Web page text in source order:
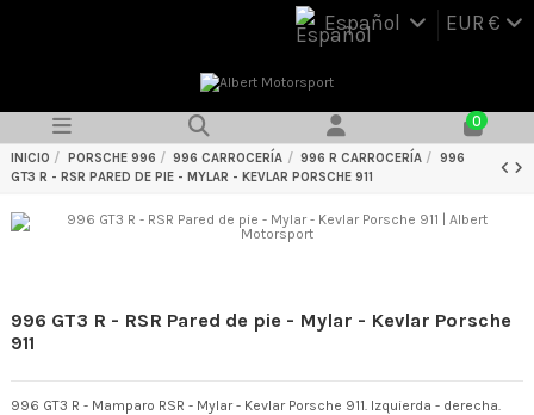
Español EUR €
0
INICIO PORSCHE 996 996 CARROCERÍA 996 R CARROCERÍA
996
GT3 R - RSR PARED DE PIE - MYLAR - KEVLAR PORSCHE 911
996 GT3 R - RSR Pared de pie - Mylar - Kevlar Porsche
911
996 GT3 R - Mamparo RSR - Mylar - Kevlar Porsche 911. Izquierda - derecha.